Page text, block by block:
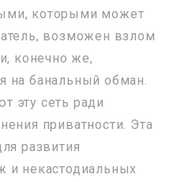
которыми может
возможен взлом
конечно же,
на банальный обман.
эту сеть ради
приватности. Эта
развития
и некастодиальных